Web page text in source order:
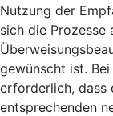
Nutzung der
sich die Prozesse
gewünscht ist.
erforderlich, dass
entsprechenden